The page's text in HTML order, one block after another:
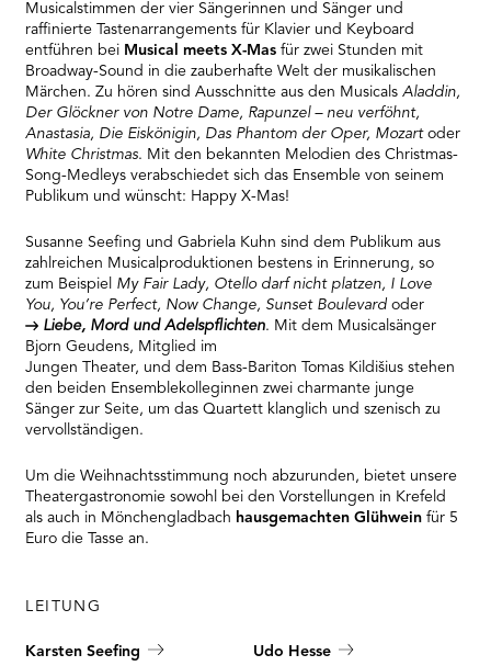
Musicalstimmen der vier Sängerinnen und Sänger und
raffinierte Tastenarrangements für Klavier und Keyboard
entführen bei Musical meets X-Mas für zwei Stunden mit
Broadway-Sound in die zauberhafte Welt der musikalischen
Märchen. Zu hören sind Ausschnitte aus den MusicalsAladdin,
Der Glöckner von Notre Dame, Rapunzel – neu verföhnt,
Anastasia, Die Eiskönigin, Das Phantom der Oper, Mozartoder
White Christmas. Mit den bekannten Melodien des Christmas-
Song-Medleys verabschiedet sich das Ensemble von seinem
Publikum und wünscht: Happy X-Mas!
Susanne Seefing und Gabriela Kuhn sind dem Publikum aus
zahlreichen Musicalproduktionen bestens in Erinnerung, so
zum Beispiel My Fair Lady, Otello darf nicht platzen, I Love
You, You’re Perfect, Now Change, Sunset Boulevard oder
Liebe, Mord und Adelspflichten. Mit dem Musicalsänger
Bjorn Geudens, Mitglied im
Jungen Theater, und dem Bass-Bariton Tomas Kildišius stehen
den beiden Ensemblekolleginnen zwei charmante junge
Sänger zur Seite, um das Quartett klanglich und szenisch zu
vervollständigen.
Um die Weihnachtsstimmung noch abzurunden, bietet unsere
Theatergastronomie sowohl bei den Vorstellungen in Krefeld
als auch in Mönchengladbach hausgemachten Glühwein für 5
Euro die Tasse an.
LEITUNG
Karsten Seefing
Udo Hesse